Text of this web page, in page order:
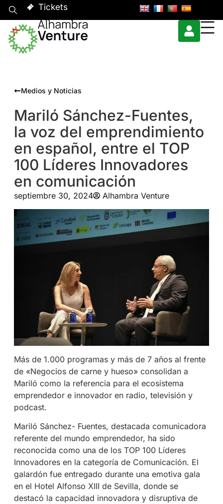
Tickets
Medios y Noticias
Mariló Sánchez-Fuentes,
la voz del emprendimiento
en español, entre el TOP
100 Líderes Innovadores
en comunicación
septiembre 30, 2024 Alhambra Venture
Más de 1.000 programas y más de 7 años al frente
de «Negocios de carne y hueso» consolidan a
Mariló como la referencia para el ecosistema
emprendedor e innovador en radio, televisión y
podcast.
Mariló Sánchez- Fuentes, destacada comunicadora
referente del mundo emprendedor, ha sido
reconocida como una de los TOP 100 Líderes
Innovadores en la categoría de Comunicación. El
galardón fue entregado durante una emotiva gala
en el Hotel Alfonso XIII de Sevilla, donde se
destacó la capacidad innovadora y disruptiva de